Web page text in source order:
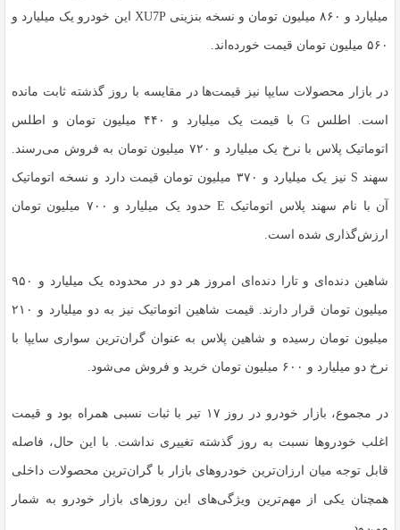
میلیارد و ۸۶۰ میلیون تومان و نسخه بنزینی XU7P این خودرو یک میلیارد و
۵۶۰ میلیون تومان قیمت خورده‌اند.
در بازار محصولات سایپا نیز قیمت‌ها در مقایسه با روز گذشته ثابت مانده
است. اطلس G با قیمت یک میلیارد و ۴۴۰ میلیون تومان و اطلس
اتوماتیک پلاس با نرخ یک میلیارد و ۷۲۰ میلیون تومان به فروش می‌رسند.
سهند S نیز یک میلیارد و ۳۷۰ میلیون تومان قیمت دارد و نسخه اتوماتیک
آن با نام سهند پلاس اتوماتیک E حدود یک میلیارد و ۷۰۰ میلیون تومان
ارزش‌گذاری شده است.
شاهین دنده‌ای و تارا دنده‌ای امروز هر دو در محدوده یک میلیارد و ۹۵۰
میلیون تومان قرار دارند. قیمت شاهین اتوماتیک نیز به دو میلیارد و ۲۱۰
میلیون تومان رسیده و شاهین پلاس به عنوان گران‌ترین سواری سایپا با
نرخ دو میلیارد و ۶۰۰ میلیون تومان خرید و فروش می‌شود.
در مجموع، بازار خودرو در روز ۱۷ تیر با ثبات نسبی همراه بود و قیمت
اغلب خودروها نسبت به روز گذشته تغییری نداشت. با این حال، فاصله
قابل توجه میان ارزان‌ترین خودروهای بازار با گران‌ترین محصولات داخلی
همچنان یکی از مهم‌ترین ویژگی‌های این روزهای بازار خودرو به شمار